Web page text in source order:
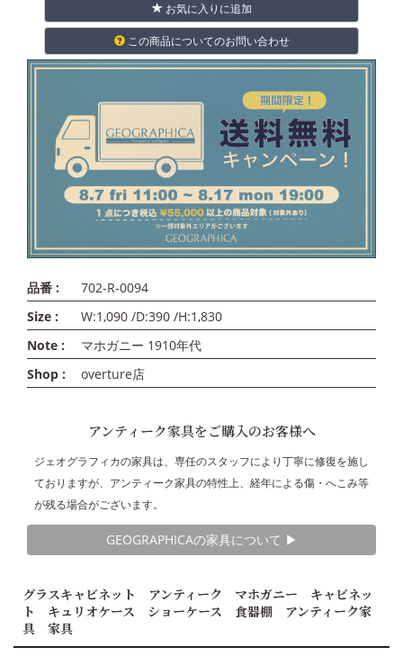
お気に入りに追加
この商品についてのお問い合わせ
品番 :
702-R-0094
Size :
W:1,090 /D:390 /H:1,830
Note :
マホガニー 1910年代
Shop :
overture店
アンティーク家具をご購入のお客様へ
ジェオグラフィカの家具は、専任のスタッフにより丁寧に修復を施し
ておりますが、アンティーク家具の特性上、経年による傷・へこみ等
が残る場合がございます。
GEOGRAPHICAの家具について ▶︎
グラスキャビネット アンティーク マホガニー キャビネッ
ト キュリオケース ショーケース 食器棚 アンティーク家
具 家具